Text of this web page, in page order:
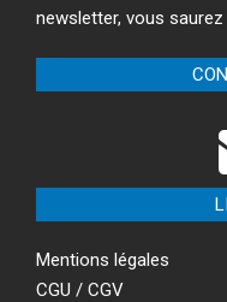
newsletter, vous saurez
Mentions légales
CGU / CGV